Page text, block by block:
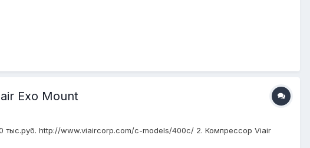
Exo Mount
тыс.руб. http://www.viaircorp.com/c-models/400c/ 2. Компрессор Viair